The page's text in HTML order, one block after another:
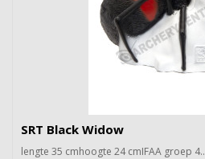
SRT Black Widow
lengte 35 cmhoogte 24 cmIFAA groep 4..